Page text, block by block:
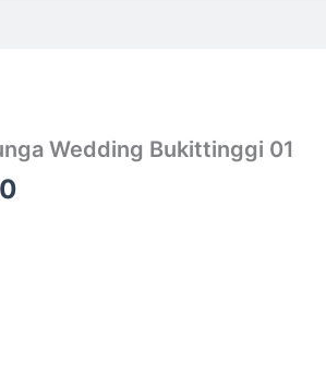
Wedding Bukittinggi 01